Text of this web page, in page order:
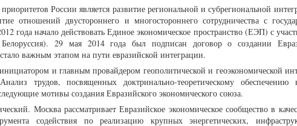
России является развитие региональной и субрегиональной
отношений двустороннего и многостороннего сотрудничества с
года начало действовать Единое экономическое пространство (ЕЭП) с
Белоруссия). 29 мая 2014 года был подписан договор о создании
важным этапом на пути евразийской интеграции.
и главным провайдером геополитической и геоэкономической
трудов, посвященных доктринально-теоретическому обеспечению
мотивы создания Евразийского экономического союза.
Москва рассматривает Евразийское экономическое сообщество в
содействия по реализацию крупных энергетических,